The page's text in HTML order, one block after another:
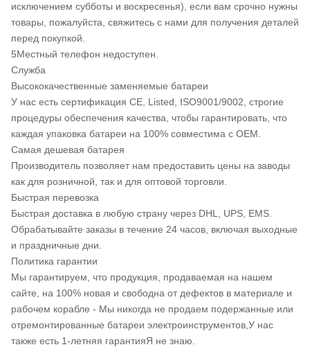
исключением субботы и воскресенья), если вам срочно нужны
товары, пожалуйста, свяжитесь с нами для получения деталей
перед покупкой.
5Местный телефон недоступен.
Служба
Высококачественные заменяемые батареи
У нас есть сертификация CE, Listed, ISO9001/9002, строгие
процедуры обеспечения качества, чтобы гарантировать, что
каждая упаковка батареи на 100% совместима с OEM.
Самая дешевая батарея
Производитель позволяет нам предоставить цены на заводы
как для розничной, так и для оптовой торговли.
Быстрая перевозка
Быстрая доставка в любую страну через DHL, UPS, EMS.
Обрабатывайте заказы в течение 24 часов, включая выходные
и праздничные дни.
Политика гарантии
Мы гарантируем, что продукция, продаваемая на нашем
сайте, на 100% новая и свободна от дефектов в материале и
рабочем корабле - Мы никогда не продаем подержанные или
отремонтированные батареи электроинструментов,У нас
также есть 1-летняя гарантияЯ не знаю.